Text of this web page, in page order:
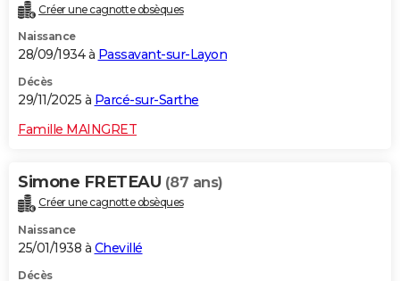
Créer une cagnotte obsèques
Naissance
28/09/1934 à Passavant-sur-Layon
Décès
29/11/2025 à Parcé-sur-Sarthe
Famille MAINGRET
Simone FRETEAU (87 ans)
Créer une cagnotte obsèques
Naissance
25/01/1938 à Chevillé
Décès